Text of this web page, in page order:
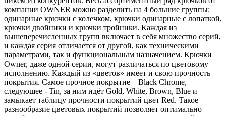
компании OWNER можно разделить на 4 большие группы:
одинарные крючки с колечком, крючки одинарные с лопаткой,
крючки двойники и крючки тройники. Каждая из
вышеперечисленных групп включает в себя множество серий,
и каждая серия отличается от другой, как техническими
параметрами, так и функциональным назначением. Крючки
Owner, даже одной серии, могут различаться по цветовому
исполнению. Каждый из «цветов» имеет и свою прочность
покрытия. Самое прочное покрытие – Black Chrome,
следующее - Tin, за ним идёт Gold, White, Brown, Blue и
замыкает таблицу прочности покрытий цвет Red. Такое
разнообразие цветовых покрытий позволяет оптимально